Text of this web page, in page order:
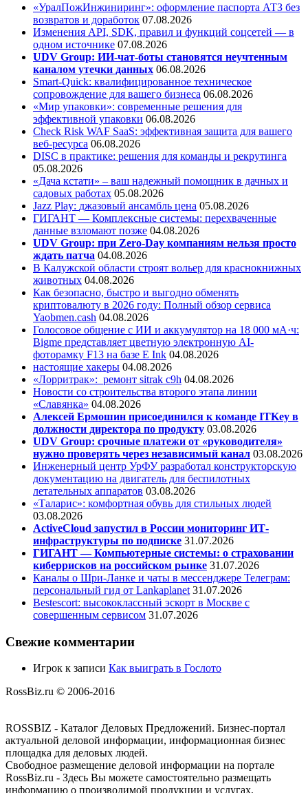
«УралПожИнжиниринг»: оформление паспорта АТЗ без
возвратов и доработок 07.08.2026
Изменения API, SDK, правил и функций соцсетей — в
одном источнике 07.08.2026
UDV Group: ИИ-чат-боты становятся неучтенным
каналом утечки данных 06.08.2026
Smart-Quick: квалифицированное техническое
сопровождение для вашего бизнеса 06.08.2026
«Мир упаковки»: современные решения для
эффективной упаковки 06.08.2026
Check Risk WAF SaaS: эффективная защита для вашего
веб-ресурса 06.08.2026
DISC в практике: решения для команды и рекрутинга
05.08.2026
«Дача кстати» – ваш надежный помощник в дачных и
садовых работах 05.08.2026
Jazz Play: джазовый ансамбль цена 05.08.2026
ГИГАНТ — Комплексные системы: перехваченные
данные взломают позже 04.08.2026
UDV Group: при Zero-Day компаниям нельзя просто
ждать патча 04.08.2026
В Калужской области строят вольер для краснокнижных
животных 04.08.2026
Как безопасно, быстро и выгодно обменять
криптовалюту в 2026 году: Полный обзор сервиса
Yaobmen.cash 04.08.2026
Голосовое общение с ИИ и аккумулятор на 18 000 мА·ч:
Bigme представляет цветную электронную AI-
фоторамку F13 на базе E Ink 04.08.2026
настоящие хакеры 04.08.2026
«Лорритрак»: ремонт sitrak c9h 04.08.2026
Новости со строительства второго этапа линии
«Славянка» 04.08.2026
Алексей Ермошин присоединился к команде ITKey в
должности директора по продукту 03.08.2026
UDV Group: срочные платежи от «руководителя»
нужно проверять через независимый канал 03.08.2026
Инженерный центр УрФУ разработал конструкторскую
документацию на двигатель для беспилотных
летательных аппаратов 03.08.2026
«Таларис»: комфортная обувь для стильных людей
03.08.2026
ActiveCloud запустил в России мониторинг ИТ-
инфраструктуры по подписке 31.07.2026
ГИГАНТ — Компьютерные системы: о страховании
киберрисков на российском рынке 31.07.2026
Каналы о Шри-Ланке и чаты в мессенджере Телеграм:
персональный гид от Lankaplanet 31.07.2026
Bestescort: высококлассный эскорт в Москве с
совершенным сервисом 31.07.2026
Свежие комментарии
Игрок к записи Как выиграть в Гослото
RossBiz.ru © 2006-2016
ROSSBIZ - Каталог Деловых Предложений. Бизнес-портал
актуальной деловой информации, информационная бизнес
площадка для деловых людей.
Свободное размещение деловой информации на портале
RossBiz.ru - Здесь Вы можете самостоятельно размещать
информацию о производимой продукции и услугах,